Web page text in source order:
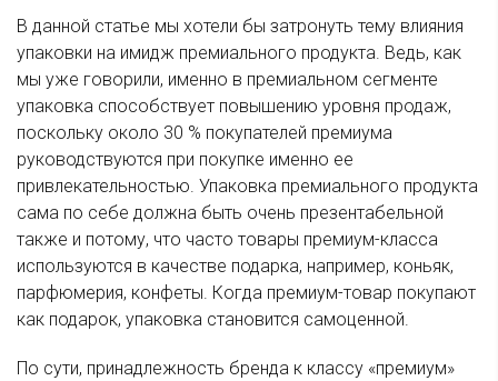
В данной статье мы хотели бы затронуть тему влияния
упаковки на имидж премиального продукта. Ведь, как
мы уже говорили, именно в премиальном сегменте
упаковка способствует повышению уровня продаж,
поскольку около 30 % покупателей премиума
руководствуются при покупке именно ее
привлекательностью. Упаковка премиального продукта
сама по себе должна быть очень презентабельной
также и потому, что часто товары премиум-класса
используются в качестве подарка, например, коньяк,
парфюмерия, конфеты. Когда премиум-товар покупают
как подарок, упаковка становится самоценной.
По сути, принадлежность бренда к классу «премиум»